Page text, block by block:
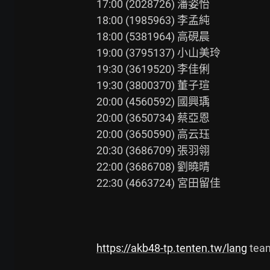
17:00 (2028726) 潘姿怡
18:00 (1985963) 李孟純
18:00 (5381964) 高硯晨
19:00 (3795137) 小山美玲
19:30 (3619520) 李佳俐
19:30 (3800370) 董子瑄
20:00 (4560592) 國興瑀
20:00 (3650734) 蔡亞恩
20:00 (3650590) 高云珏
20:30 (3686709) 張羽翎
22:00 (3686708) 劉曉晴
22:30 (4663724) 宮田留佳
https://akb48-tp.tenten.tw/lang